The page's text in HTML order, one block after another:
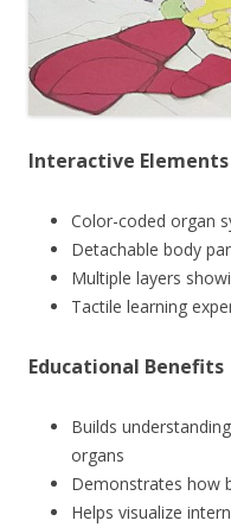
Interactive Elements
Color-coded organ
Detachable body
Multiple layers
Tactile learning
Educational Benefits
Builds
organs
Demonstrates how
Helps visualize